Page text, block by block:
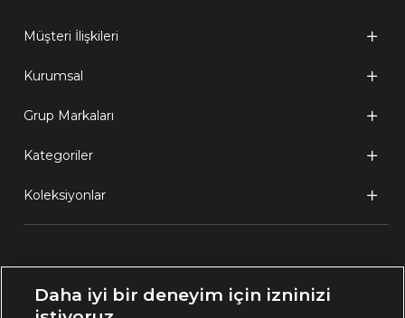
Müşteri İlişkileri
Kurumsal
Grup Markaları
Kategoriler
Koleksiyonlar
🇹🇷 Türkiye
Daha iyi bir deneyim için izninizi